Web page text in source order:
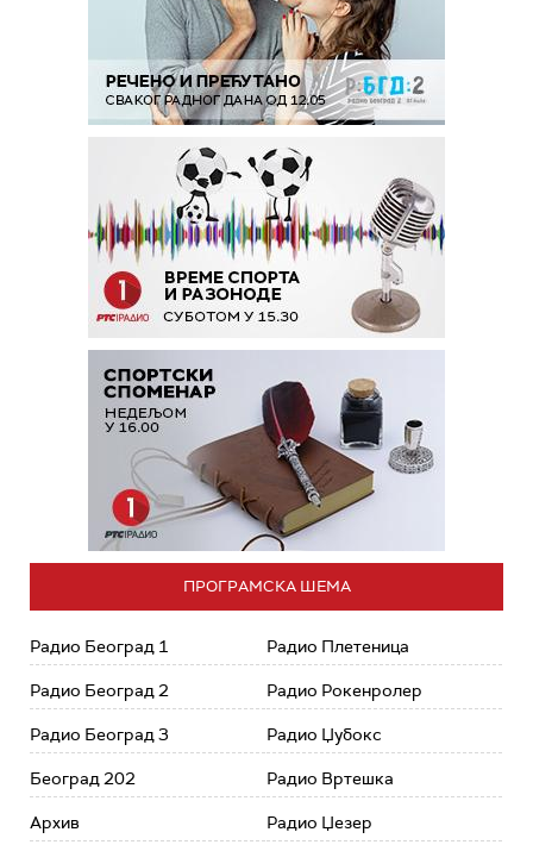
ПРОГРАМСКА ШЕМА
Радио Београд 1
Радио Београд 2
Радио Београд 3
Београд 202
Архив
Радио Плетеница
Радио Рокенролер
Радио Џубокс
Радио Вртешка
Радио Џезер